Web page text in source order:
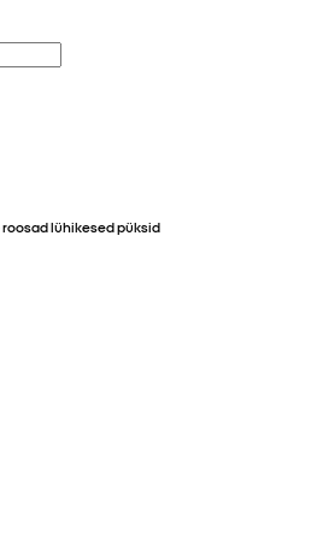
lühikesed püksid